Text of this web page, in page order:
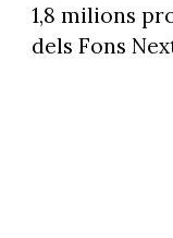
1,8 milions
dels Fons